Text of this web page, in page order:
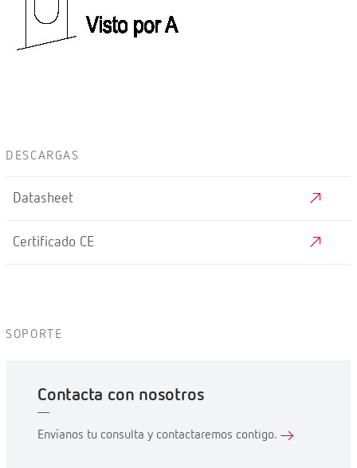
DESCARGAS
Datasheet
Certificado CE
SOPORTE
Contacta con nosotros
Envíanos tu consulta y contactaremos contigo.